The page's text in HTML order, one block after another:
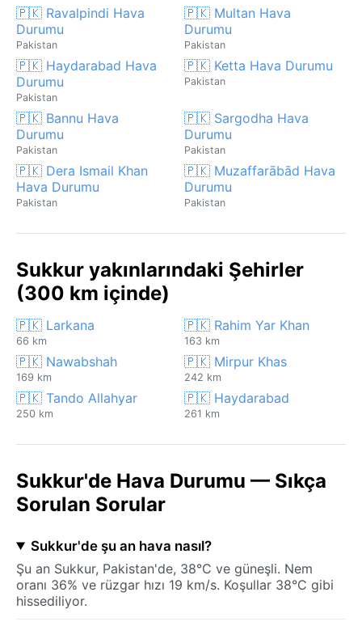
🇵🇰 Ravalpindi Hava
Durumu
Pakistan
🇵🇰 Multan Hava
Durumu
Pakistan
🇵🇰 Haydarabad Hava
Durumu
Pakistan
🇵🇰 Ketta Hava Durumu
Pakistan
🇵🇰 Bannu Hava
Durumu
Pakistan
🇵🇰 Sargodha Hava
Durumu
Pakistan
🇵🇰 Dera Ismail Khan
Hava Durumu
Pakistan
🇵🇰 Muzaffarābād Hava
Durumu
Pakistan
Sukkur yakınlarındaki Şehirler
(300 km içinde)
🇵🇰 Larkana
66 km
🇵🇰 Rahim Yar Khan
163 km
🇵🇰 Nawabshah
169 km
🇵🇰 Mirpur Khas
242 km
🇵🇰 Tando Allahyar
250 km
🇵🇰 Haydarabad
261 km
Sukkur'de Hava Durumu — Sıkça
Sorulan Sorular
Sukkur'de şu an hava nasıl?
Şu an Sukkur, Pakistan'de, 38°C ve güneşli. Nem
oranı 36% ve rüzgar hızı 19 km/s. Koşullar 38°C gibi
hissediliyor.